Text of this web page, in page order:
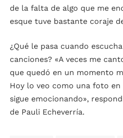
de la falta de algo que me
esque tuve bastante coraje
¿Qué le pasa cuando
canciones? «A veces me
que quedó en un momento
Hoy lo veo como una foto
sigue emocionando»,
de Pauli Echeverría.